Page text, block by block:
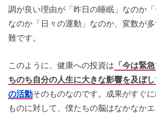
調が良い理由が「昨日の睡眠」なのか「
なのか「日々の運動」なのか、変数が
難です。
このように、健康への投資は 「今は緊
ちのち自分の人生に大きな影響を及ぼ
の活動そのものなのです。成果がすぐ
ものに対して、僕たちの脳はなかなか